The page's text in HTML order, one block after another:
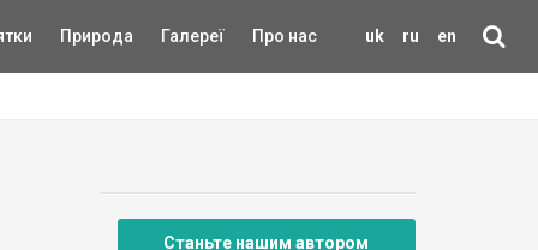
uk ru en
Природа Галереї Про нас
Станьте нашим автором